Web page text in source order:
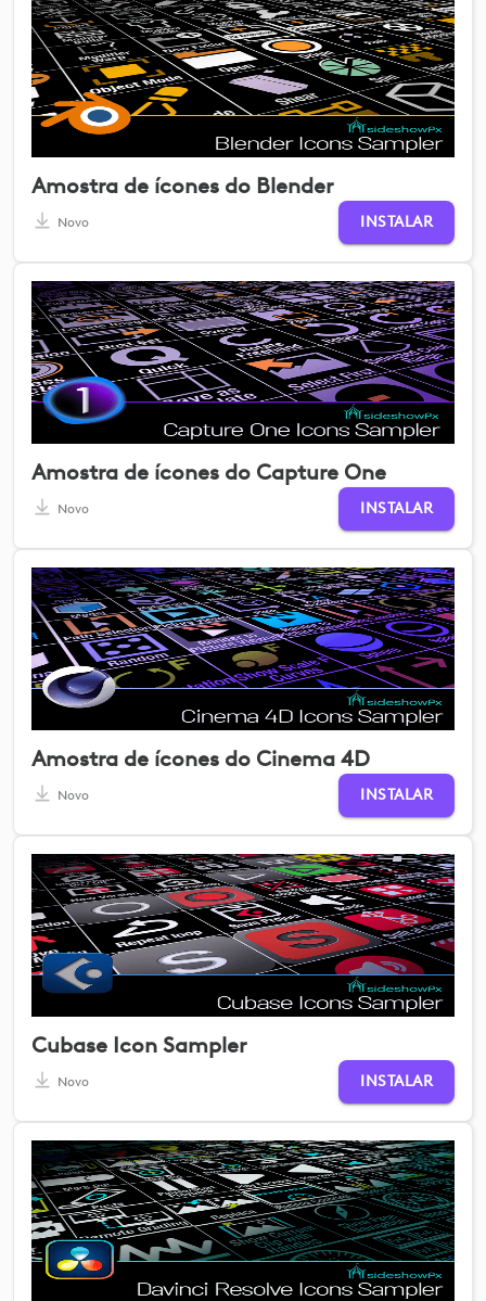
Amostra de ícones do Blender
Novo INSTALAR
Amostra de ícones do Capture One
Novo INSTALAR
Amostra de ícones do Cinema 4D
Novo INSTALAR
Cubase Icon Sampler
Novo INSTALAR